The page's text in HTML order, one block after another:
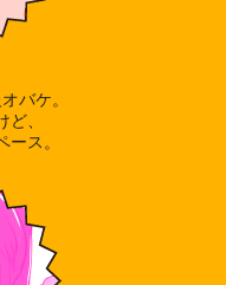
バケ。
、
ス。